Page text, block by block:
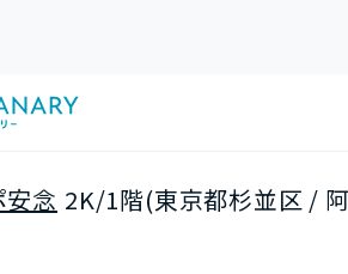
安念 2K/1階(東京都杉並区 /